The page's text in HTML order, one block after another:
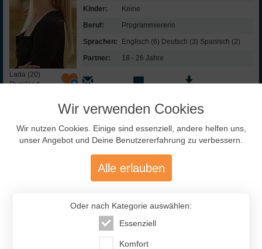
Lada (20)
Russland
Kinder:
Keine
Beruf:
Programmiererin
Sprachen:
Englisch (6) Deutsch (3) Spanisch (2)
Partner:
18 - 26 Jahre
InterFriendship lohnt sich
477.200
Wir verwenden Cookies
Wir nutzen Cookies. Einige sind essenziell, andere helfen uns,
unser Angebot und Deine Benutzererfahrung zu verbessern.
Alle erlauben
Oder nach Kategorie auswählen:
Essenziell
Komfort